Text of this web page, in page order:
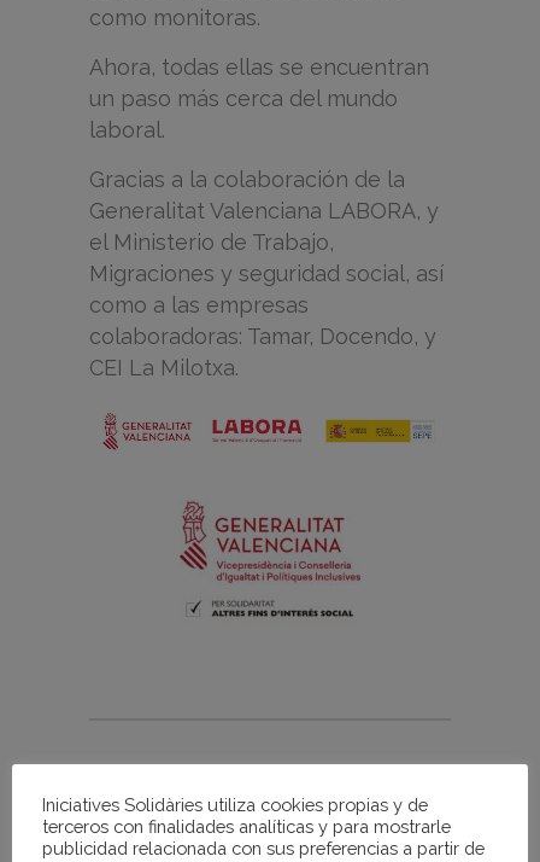
como monitoras.
Ahora, todas ellas se encuentran
un paso más cerca del mundo
laboral.
Gracias a la colaboración de la
Generalitat Valenciana LABORA, y
el Ministerio de Trabajo,
Migraciones y seguridad social, así
como a las empresas
colaboradoras: Tamar, Docendo, y
CEI La Milotxa.
#FORMACIÓNPARAELEMPLEO
Iniciatives Solidàries utiliza cookies propias y de
terceros con finalidades analíticas y para mostrarle
publicidad relacionada con sus preferencias a partir de